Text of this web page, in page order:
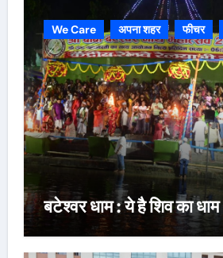
We Care अपना शहर फीचर
बटेश्वर धाम : ये है शिव का धाम